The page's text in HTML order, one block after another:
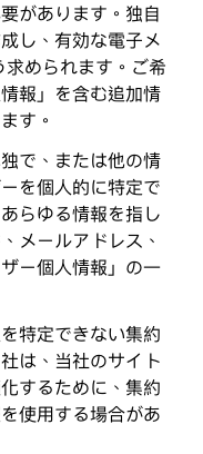
があります。独自
し、有効な電子メ
められます。ご希
報」を含む追加情
す。
で、または他の情
を個人的に特定で
らゆる情報を指し
メールアドレス、
ー個人情報」の一
特定できない集約
は、当社のサイト
するために、集約
使用する場合があ